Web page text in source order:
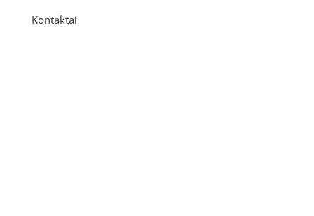
Kontaktai